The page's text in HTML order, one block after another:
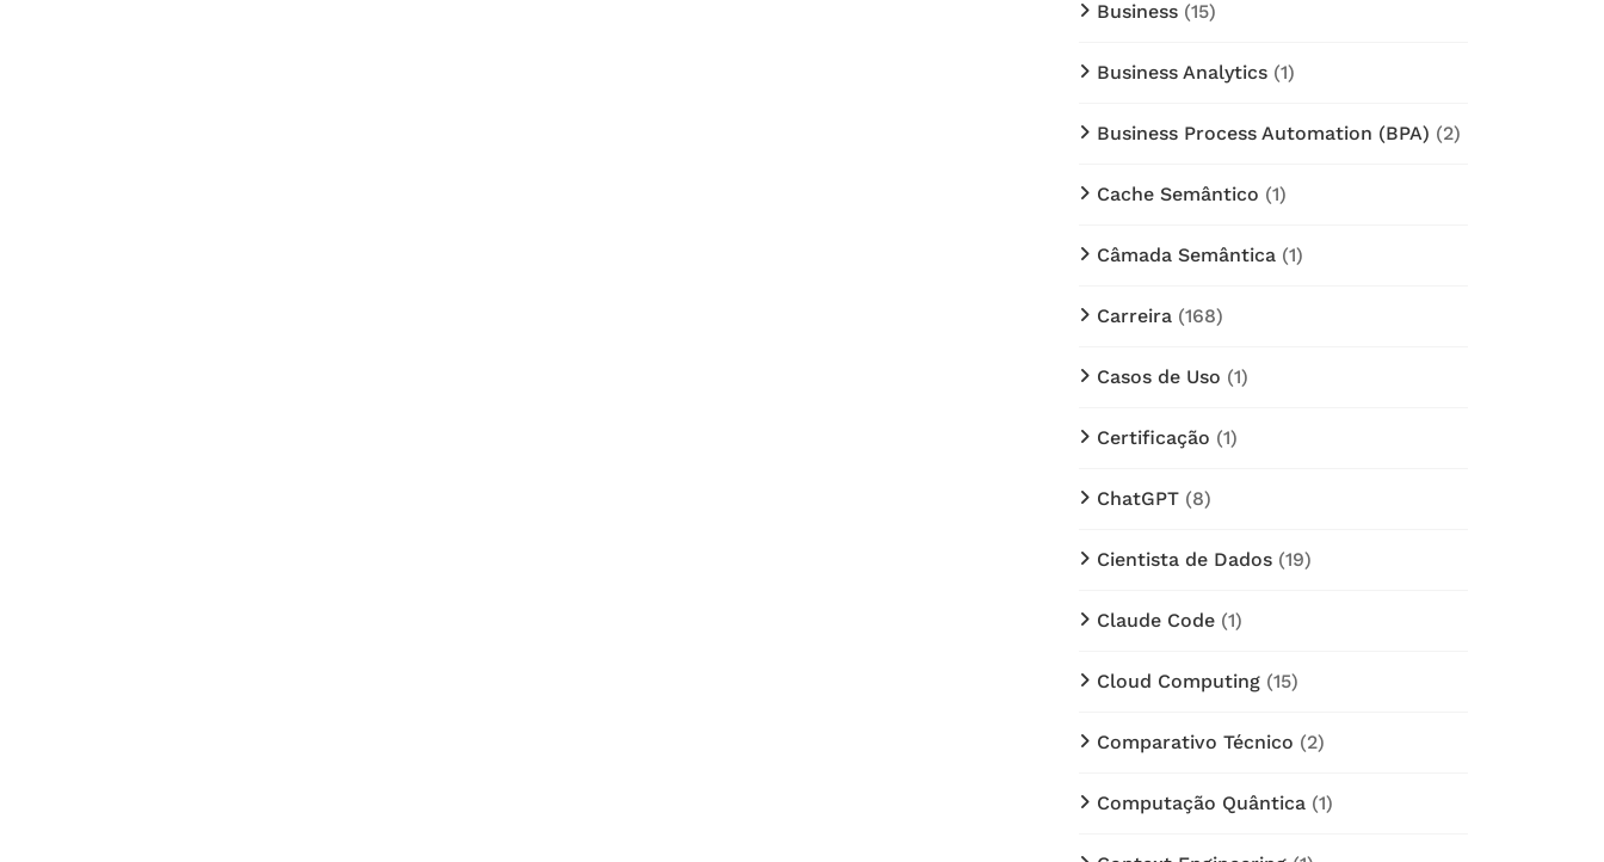
Business (15)
Business Analytics (1)
Business Process Automation (BPA) (2)
Cache Semântico (1)
Câmada Semântica (1)
Carreira (168)
Casos de Uso (1)
Certificação (1)
ChatGPT (8)
Cientista de Dados (19)
Claude Code (1)
Cloud Computing (15)
Comparativo Técnico (2)
Computação Quântica (1)